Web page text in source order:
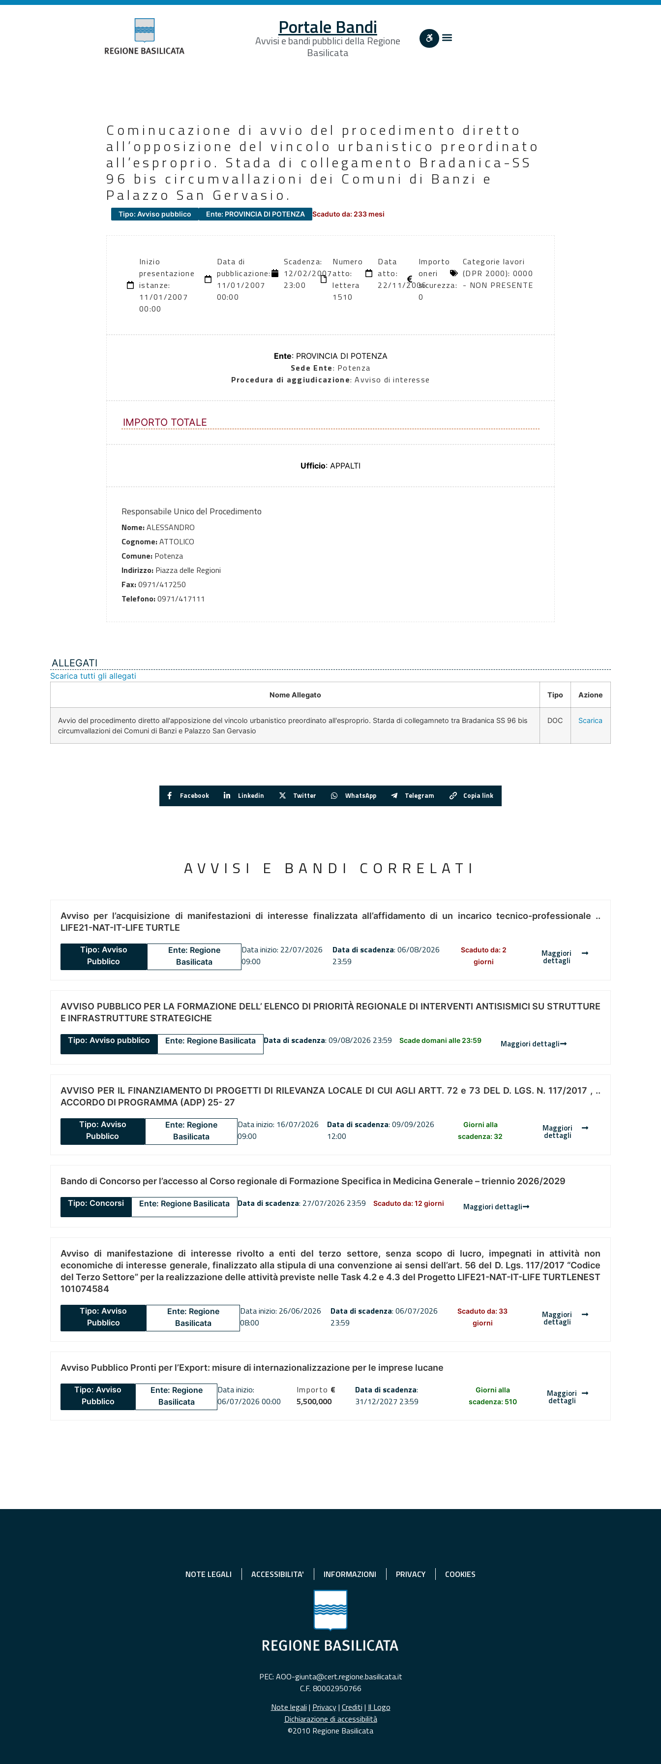
Portale Bandi
Avvisi e bandi pubblici della Regione
Basilicata
Cominucazione di avvio del procedimento diretto
all’opposizione del vincolo urbanistico preordinato
all’esproprio. Stada di collegamento Bradanica-SS
96 bis circumvallazioni dei Comuni di Banzi e
Palazzo San Gervasio.
Tipo: Avviso pubblico Ente: PROVINCIA DI POTENZA Scaduto da: 233 mesi
Inizio
presentazione
istanze:
11/01/2007
00:00
Data di
pubblicazione:
11/01/2007
00:00
Scadenza:
12/02/2007
23:00
Numero
atto:
lettera
1510
Data
atto:
22/11/2006
Importo
oneri
sicurezza:
0
Categorie lavori
(DPR 2000): 0000
- NON PRESENTE
Ente: PROVINCIA DI POTENZA
Sede Ente: Potenza
Procedura di aggiudicazione: Avviso di interesse
IMPORTO TOTALE
Ufficio: APPALTI
Responsabile Unico del Procedimento
Nome:ALESSANDRO
Cognome:ATTOLICO
Comune: Potenza
Indirizzo: Piazza delle Regioni
Fax:0971/417250
Telefono:0971/417111
ALLEGATI
Scarica tutti gli allegati
Nome Allegato Tipo Azione
Avvio del procedimento diretto all'apposizione del vincolo urbanistico preordinato all'esproprio. Starda di collegamneto tra Bradanica SS 96 bis
circumvallazioni dei Comuni di Banzi e Palazzo San Gervasio
DOC Scarica
Facebook Linkedin Twitter WhatsApp Telegram Copia link
AVVISI E BANDI CORRELATI
Avviso per l’acquisizione di manifestazioni di interesse finalizzata all’affidamento di un incarico tecnico-professionale ..
LIFE21-NAT-IT-LIFE TURTLE
Tipo: Avviso
Pubblico
Ente: Regione
Basilicata
Data inizio: 22/07/2026
09:00
Data di scadenza: 06/08/2026
23:59
Scaduto da: 2
giorni
Maggiori
dettagli
AVVISO PUBBLICO PER LA FORMAZIONE DELL’ ELENCO DI PRIORITÀ REGIONALE DI INTERVENTI ANTISISMICI SU STRUTTURE
E INFRASTRUTTURE STRATEGICHE
Tipo: Avviso pubblico Ente: Regione Basilicata Data di scadenza: 09/08/2026 23:59 Scade domani alle 23:59 Maggiori dettagli
AVVISO PER IL FINANZIAMENTO DI PROGETTI DI RILEVANZA LOCALE DI CUI AGLI ARTT. 72 e 73 DEL D. LGS. N. 117/2017 , ..
ACCORDO DI PROGRAMMA (ADP) 25- 27
Tipo: Avviso
Pubblico
Ente: Regione
Basilicata
Data inizio: 16/07/2026
09:00
Data di scadenza: 09/09/2026
12:00
Giorni alla
scadenza: 32
Maggiori
dettagli
Bando di Concorso per l’accesso al Corso regionale di Formazione Specifica in Medicina Generale – triennio 2026/2029
Tipo: Concorsi Ente: Regione Basilicata Data di scadenza: 27/07/2026 23:59 Scaduto da: 12 giorni Maggiori dettagli
Avviso di manifestazione di interesse rivolto a enti del terzo settore, senza scopo di lucro, impegnati in attività non
economiche di interesse generale, finalizzato alla stipula di una convenzione ai sensi dell’art. 56 del D. Lgs. 117/2017 “Codice
del Terzo Settore” per la realizzazione delle attività previste nelle Task 4.2 e 4.3 del Progetto LIFE21-NAT-IT-LIFE TURTLENEST
101074584
Tipo: Avviso
Pubblico
Ente: Regione
Basilicata
Data inizio: 26/06/2026
08:00
Data di scadenza: 06/07/2026
23:59
Scaduto da: 33
giorni
Maggiori
dettagli
Avviso Pubblico Pronti per l’Export: misure di internazionalizzazione per le imprese lucane
Tipo: Avviso
Pubblico
Ente: Regione
Basilicata
Data inizio:
06/07/2026 00:00
Importo €
5,500,000
Data di scadenza:
31/12/2027 23:59
Giorni alla
scadenza: 510
Maggiori
dettagli
NOTE LEGALI ACCESSIBILITA' INFORMAZIONI PRIVACY COOKIES
PEC: AOO-giunta@cert.regione.basilicata.it
C.F. 80002950766
Note legali | Privacy| Crediti | Il Logo
Dichiarazione di accessibilità
©2010 Regione Basilicata